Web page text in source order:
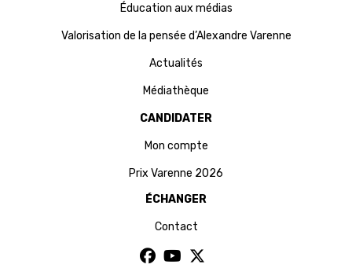
Éducation aux médias
Valorisation de la pensée d’Alexandre Varenne
Actualités
Médiathèque
CANDIDATER
Mon compte
Prix Varenne 2026
ÉCHANGER
Contact